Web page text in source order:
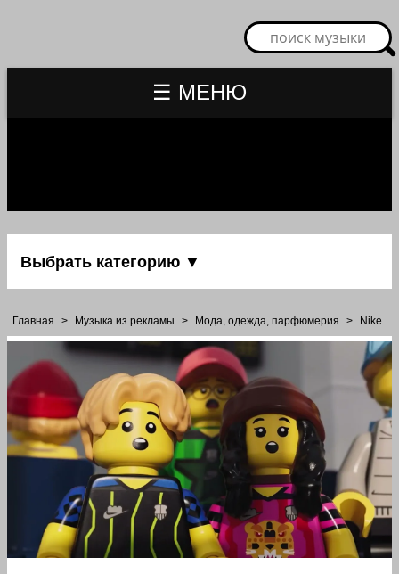
☰ МЕНЮ
Выбрать категорию ▼
Главная > Музыка из рекламы > Мода, одежда, парфюмерия > Nike